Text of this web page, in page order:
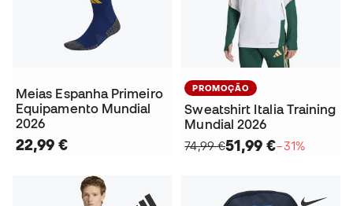
Meias Espanha Primeiro
Equipamento Mundial
2026
22,99 €
PROMOÇÃO
Sweatshirt Italia Training
Mundial 2026
74,99 €51,99 €−31%